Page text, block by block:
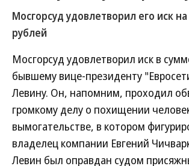
Мосгорсуд удовлетворил его иск
рублей
Мосгорсуд удовлетворил иск в
бывшему вице-президенту
Левину. Он, напомним, проходил
громкому делу о похищении
вымогательстве, в котором
владелец компании Евгений
Левин был оправдан судом